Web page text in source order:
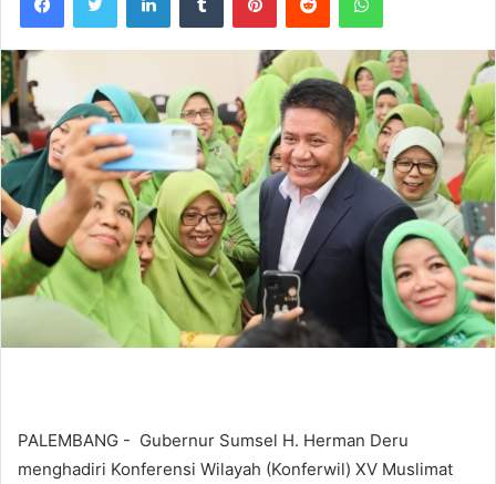
PALEMBANG - Gubernur Sumsel H. Herman Deru
menghadiri Konferensi Wilayah (Konferwil) XV Muslimat